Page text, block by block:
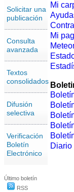
Solicitar una
publicación
Consulta
avanzada
Textos
consolidados
Difusión
selectiva
Verificación
Boletín
Electrónico
Último boletín
RSS
Mi
Mi